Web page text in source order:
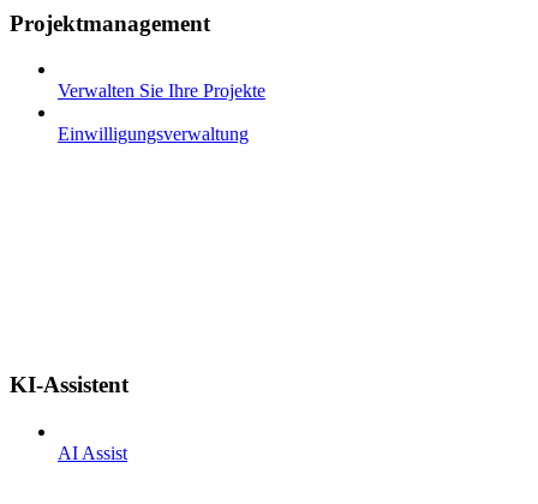
Projektmanagement
Verwalten Sie Ihre Projekte
Einwilligungsverwaltung
KI-Assistent
AI Assist